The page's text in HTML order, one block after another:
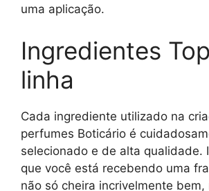
uma aplicação.
Ingredientes
linha
Cada ingrediente utilizado na
perfumes Boticário é
selecionado e de alta qualidade.
que você está recebendo uma
não só cheira incrivelmente